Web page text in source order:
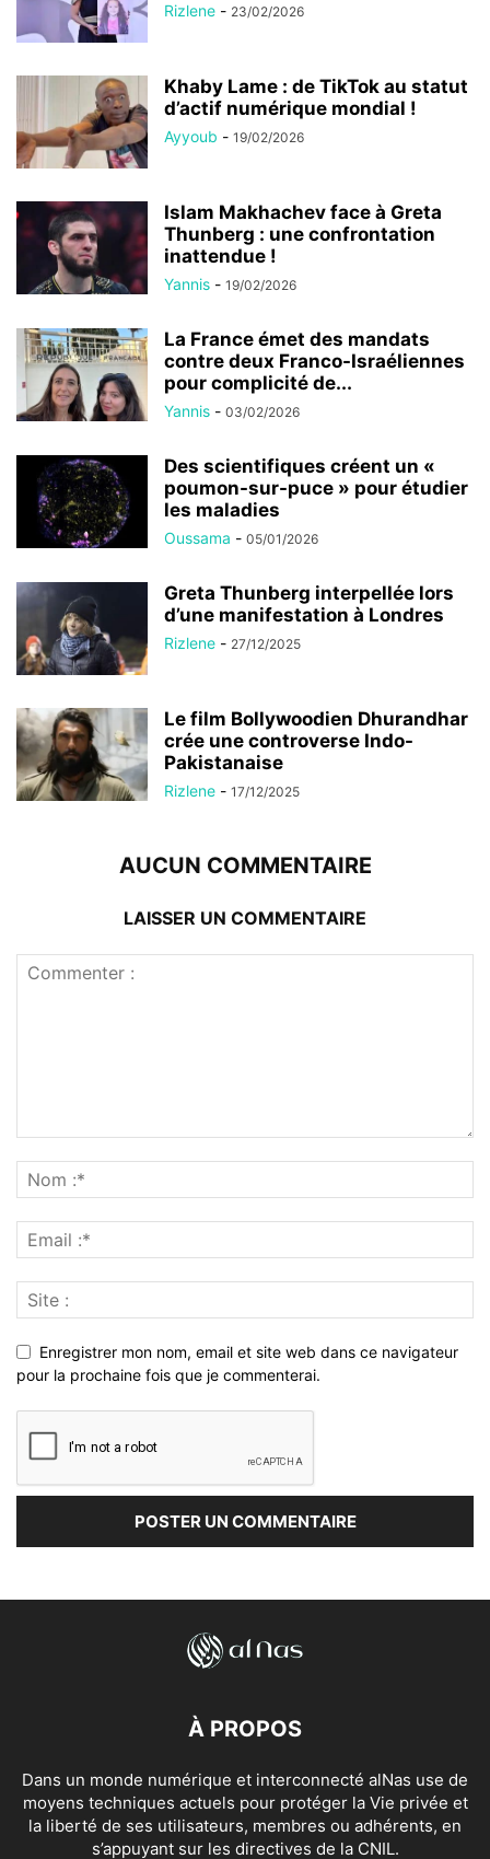
Rizlene - 23/02/2026
Khaby Lame : de TikTok au statut
d’actif numérique mondial !
Ayyoub - 19/02/2026
Islam Makhachev face à Greta
Thunberg : une confrontation
inattendue !
Yannis - 19/02/2026
La France émet des mandats
contre deux Franco-Israéliennes
pour complicité de...
Yannis - 03/02/2026
Des scientifiques créent un «
poumon-sur-puce » pour étudier
les maladies
Oussama - 05/01/2026
Greta Thunberg interpellée lors
d’une manifestation à Londres
Rizlene - 27/12/2025
Le film Bollywoodien Dhurandhar
crée une controverse Indo-
Pakistanaise
Rizlene - 17/12/2025
AUCUN COMMENTAIRE
LAISSER UN COMMENTAIRE
Enregistrer mon nom, email et site web dans ce navigateur
pour la prochaine fois que je commenterai.
À PROPOS
Dans un monde numérique et interconnecté alNas use de
moyens techniques actuels pour protéger la Vie privée et
la liberté de ses utilisateurs, membres ou adhérents, en
s’appuyant sur les directives de la CNIL.